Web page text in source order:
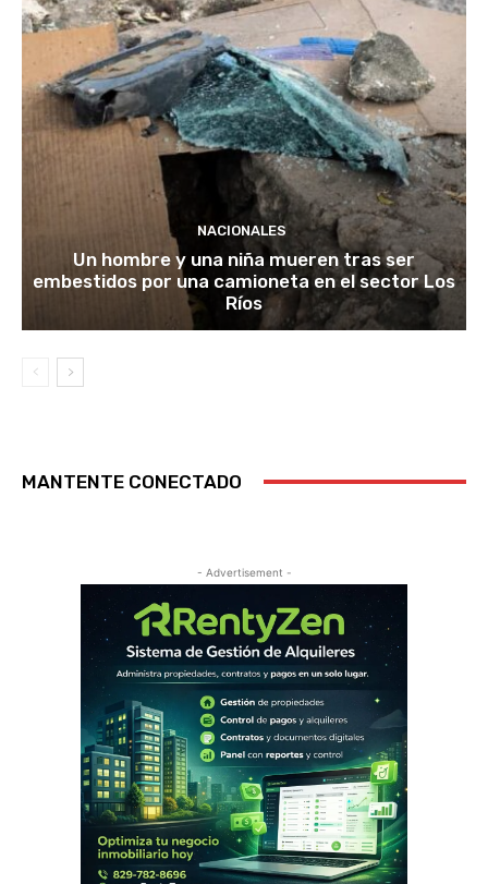
NACIONALES
Un hombre y una niña mueren tras ser
embestidos por una camioneta en el sector Los
Ríos
MANTENTE CONECTADO
- Advertisement -